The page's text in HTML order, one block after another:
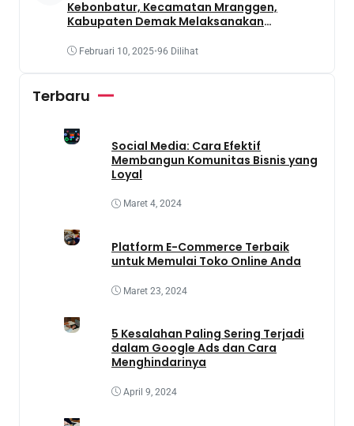
Kebonbatur, Kecamatan Mranggen,
Kabupaten Demak Melaksanakan
Memanfaatkan Lahan Yang Terbengkalai
Februari 10, 2025•96 Dilihat
Terbaru
Social Media: Cara Efektif
Membangun Komunitas Bisnis yang
Loyal
Maret 4, 2024
Platform E-Commerce Terbaik
untuk Memulai Toko Online Anda
Maret 23, 2024
5 Kesalahan Paling Sering Terjadi
dalam Google Ads dan Cara
Menghindarinya
April 9, 2024